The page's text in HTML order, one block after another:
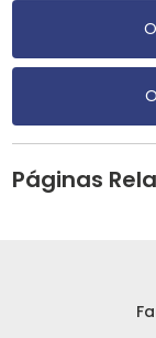
Páginas